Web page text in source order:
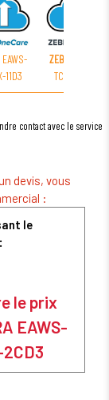
11D3
ZEBRA
TC83XX-11D3
contact avec le service
devis, vous
:
le
le prix
EAWS-